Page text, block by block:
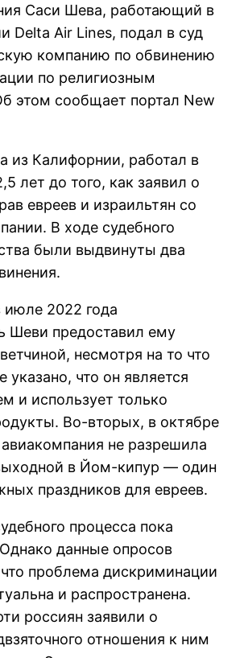
Саси Шева, работающий в
Delta Air Lines, подал в суд
компанию по обвинению
по религиозным
этом сообщает портал New
из Калифорнии, работал в
лет до того, как заявил о
евреев и израильтян со
В ходе судебного
были выдвинуты два
2022 года
Шеви предоставил ему
несмотря на то что
указано, что он является
и использует только
Во-вторых, в октябре
не разрешила
в Йом-кипур — один
праздников для евреев.
процесса пока
данные опросов
проблема дискриминации
и распространена.
россиян заявили о
отношения к ним